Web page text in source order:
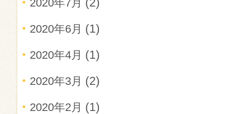
2020年7月
2020年6月 (1)
2020年4月 (1)
2020年3月 (2)
2020年2月 (1)